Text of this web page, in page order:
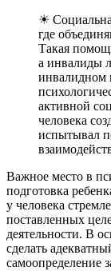
☀
где
Такая
а инвалиды
инвалидном
активной
человека
испытывал
Важное место в
подготовка
у человека
поставленных
деятельности. В
сделать
самоопределение